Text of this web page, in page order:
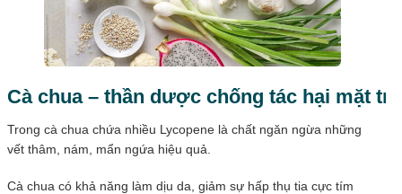
Cà chua – thần dược chống tác hại mặt
Trong cà chua chứa nhiều Lycopene là chất ngăn ngừa những
vết thâm, nám, mẩn ngứa hiệu quả.
Cà chua có khả năng làm dịu da, giảm sự hấp thụ tia cực tím